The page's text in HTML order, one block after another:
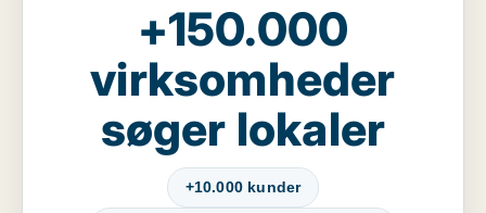
+150.000
virksomheder
søger lokaler
+10.000 kunder